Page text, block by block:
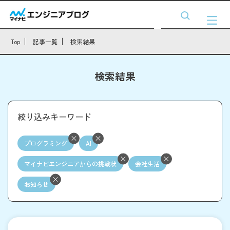
Top 記事一覧 検索結果
検索結果
絞り込みキーワード
プログラミング AI
マイナビエンジニアからの挑戦状 会社生活
お知らせ